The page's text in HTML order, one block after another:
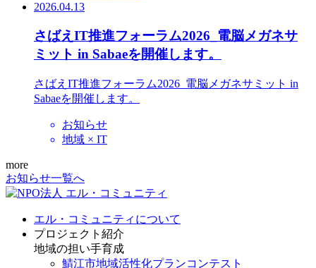
2026.04.13
さばえIT推進フォーラム2026_電脳メガネサ
ミット in Sabaeを開催します。
さばえIT推進フォーラム2026_電脳メガネサミット in
Sabaeを開催します。
お知らせ
地域 × IT
more
お知らせ一覧へ
エル・コミュニティについて
プロジェクト紹介
地域の担い手育成
鯖江市地域活性化プランコンテスト